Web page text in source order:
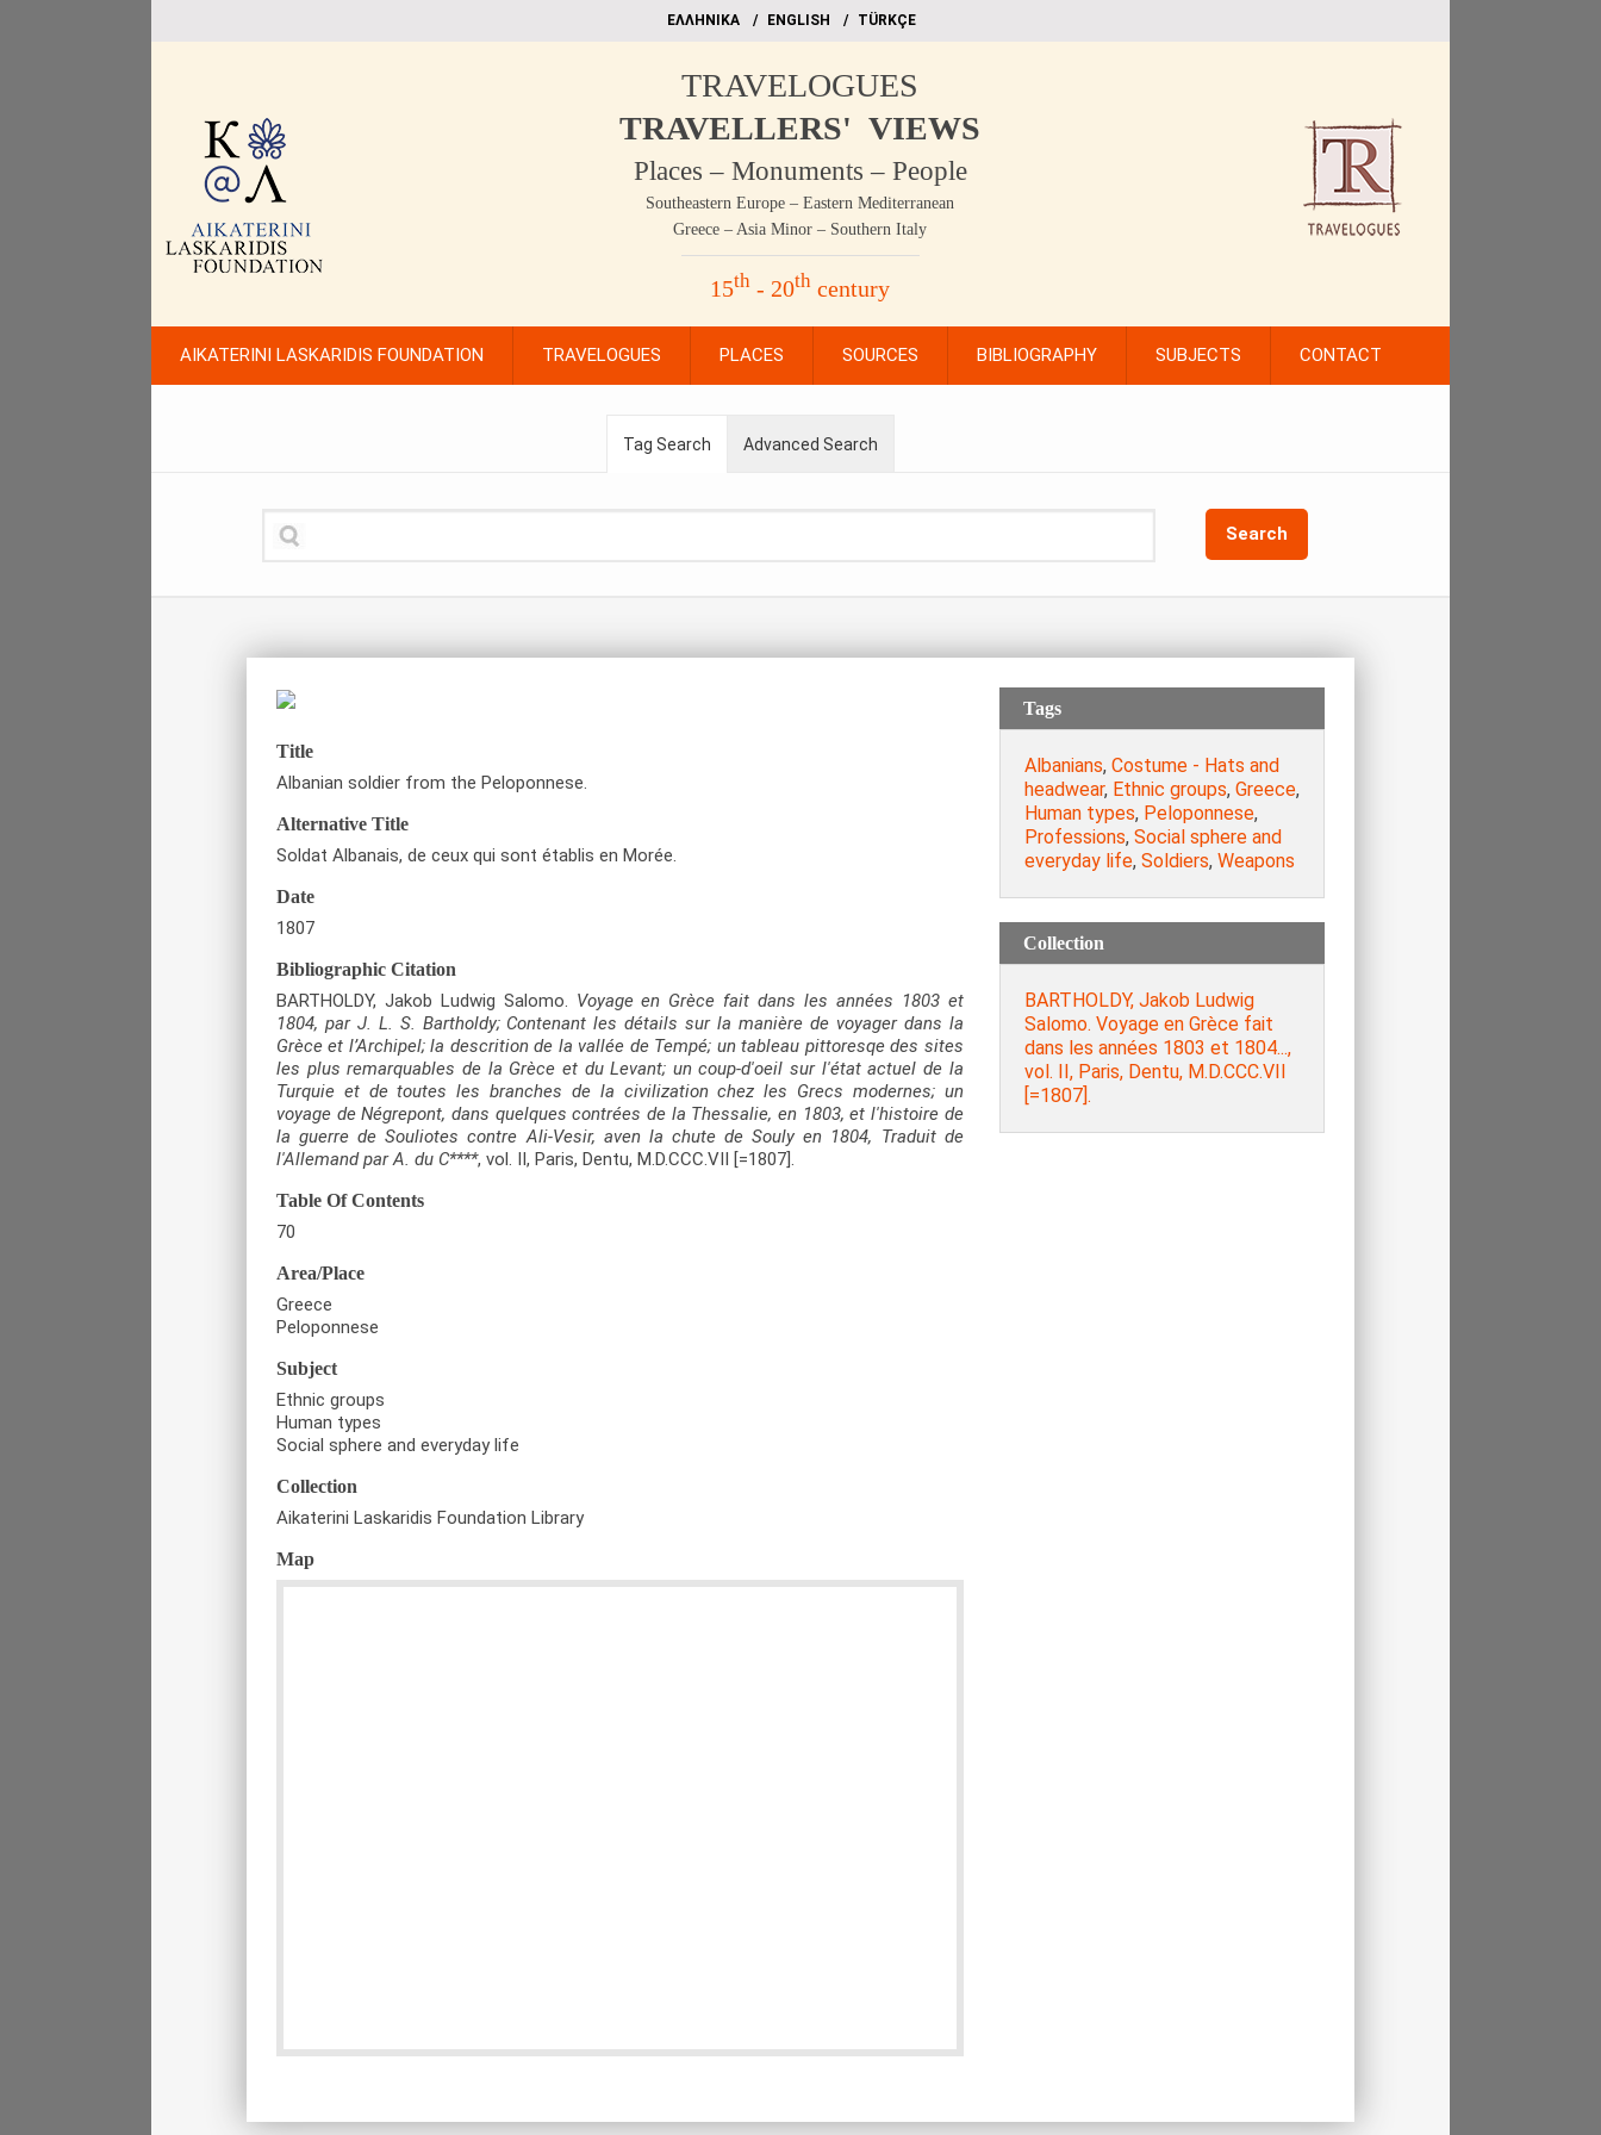
EΛΛΗΝΙΚΑ ΕΝGLISH TÜRKÇE
TRAVELOGUES
TRAVELLERS' VIEWS
Places – Monuments – People
Southeastern Europe – Eastern Mediterranean
Greece – Asia Minor – Southern Italy
15th - 20th century
AIKATERINI LASKARIDIS FOUNDATION TRAVELOGUES PLACES SOURCES BIBLIOGRAPHY SUBJECTS CONTACT
Tag Search
Search
Advanced Search
Title
Albanian soldier from the Peloponnese.
Alternative Title
Soldat Albanais, de ceux qui sont établis en Morée.
Date
1807
Bibliographic Citation
BARTHOLDY, Jakob Ludwig Salomo. Voyage en Grèce fait dans les années 1803 et
1804, par J. L. S. Bartholdy; Contenant les détails sur la manière de voyager dans la
Grèce et l’Archipel; la descrition de la vallée de Tempé; un tableau pittoresqe des sites
les plus remarquables de la Grèce et du Levant; un coup-d'oeil sur l'état actuel de la
Turquie et de toutes les branches de la civilization chez les Grecs modernes; un
voyage de Négrepont, dans quelques contrées de la Thessalie, en 1803, et l'histoire de
la guerre de Souliotes contre Ali-Vesir, aven la chute de Souly en 1804, Traduit de
l'Allemand par A. du C****, vol. IΙ, Paris, Dentu, M.D.CCC.VII [=1807].
Table Of Contents
70
Area/Place
Greece
Peloponnese
Subject
Ethnic groups
Human types
Social sphere and everyday life
Collection
Aikaterini Laskaridis Foundation Library
Map
Tags
Albanians, Costume - Hats and
headwear, Ethnic groups, Greece,
Human types, Peloponnese,
Professions, Social sphere and
everyday life, Soldiers, Weapons
Collection
BARTHOLDY, Jakob Ludwig
Salomo. Voyage en Grèce fait
dans les années 1803 et 1804...,
vol. ΙΙ, Paris, Dentu, M.D.CCC.VII
[=1807].